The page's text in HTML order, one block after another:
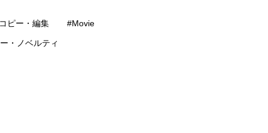
ピー・編集 #Movie
・ノベルティ